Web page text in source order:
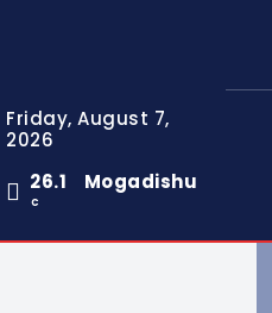
Friday, August 7,
2026
26.1
C
Mogadishu